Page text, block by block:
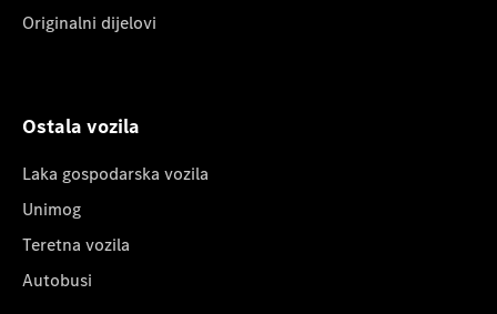
Originalni dijelovi
Ostala vozila
Laka gospodarska vozila
Unimog
Teretna vozila
Autobusi